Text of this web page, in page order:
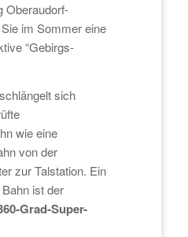
Oberaudorf-
im Sommer eine
“Gebirgs-
sich
wie eine
von der
zur Talstation. Ein
ist der
Grad-Super-